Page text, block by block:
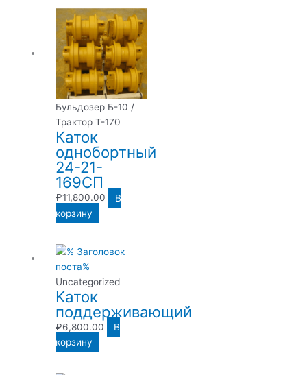
Бульдозер Б-10 /
Трактор Т-170
Каток
однобортный
24-21-
169СП
₽11,800.00
В
корзину
Uncategorized
Каток
поддерживающий
₽6,800.00
В
корзину